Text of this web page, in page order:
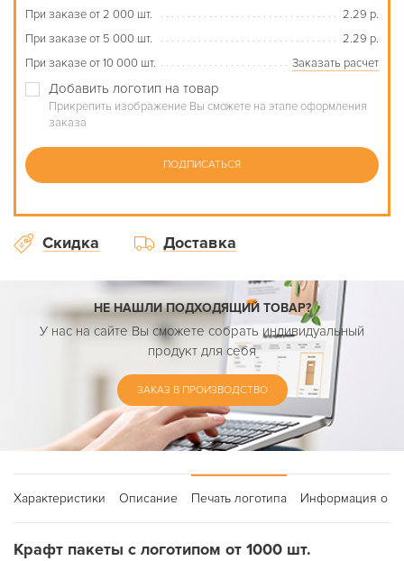
При заказе от 2 000 шт.
2.29 р.
При заказе от 5 000 шт.
2.29 р.
При заказе от 10 000 шт.
Заказать расчет
Добавить логотип на товар
Прикрепить изображение Вы сможете на этапе оформления
заказа
ПОДПИСАТЬСЯ
Скидка Доставка
НЕ НАШЛИ ПОДХОДЯЩИЙ ТОВАР?
У нас на сайте Вы сможете собрать индивидуальный
продукт для себя
ЗАКАЗ В ПРОИЗВОДСТВО
Характеристики Описание Печать логотипа Информация о
Крафт пакеты с логотипом от 1000 шт.